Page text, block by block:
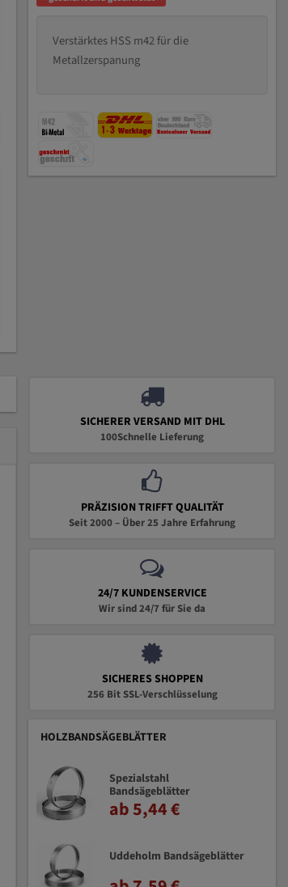
Verstärktes HSS m42 für die
Metallzerspanung
SICHERER VERSAND MIT DHL
100Schnelle Lieferung
PRÄZISION TRIFFT QUALITÄT
Seit 2000 – Über 25 Jahre Erfahrung
24/7 KUNDENSERVICE
Wir sind 24/7 für Sie da
SICHERES SHOPPEN
256 Bit SSL-Verschlüsselung
HOLZBANDSÄGEBLÄTTER
Spezialstahl
Bandsägeblätter
ab 5,44 €
Uddeholm Bandsägeblätter